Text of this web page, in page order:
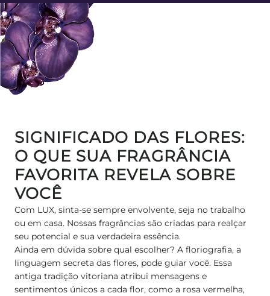
SIGNIFICADO DAS FLORES:
O QUE SUA FRAGRÂNCIA
FAVORITA REVELA SOBRE
VOCÊ
Com LUX, sinta-se sempre envolvente, seja no trabalho
ou em casa. Nossas fragrâncias são criadas para realçar
seu potencial e sua verdadeira essência.
Ainda em dúvida sobre qual escolher? A floriografia, a
linguagem secreta das flores, pode guiar você. Essa
antiga tradição vitoriana atribui mensagens e
sentimentos únicos a cada flor, como a rosa vermelha,